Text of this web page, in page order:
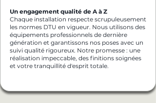
Un engagement qualité de A à Z
Chaque installation respecte scrupuleusement
les normes DTU en vigueur. Nous utilisons des
équipements professionnels de dernière
génération et garantissons nos poses avec un
suivi qualité rigoureux. Notre promesse : une
réalisation impeccable, des finitions soignées
et votre tranquillité d'esprit totale.